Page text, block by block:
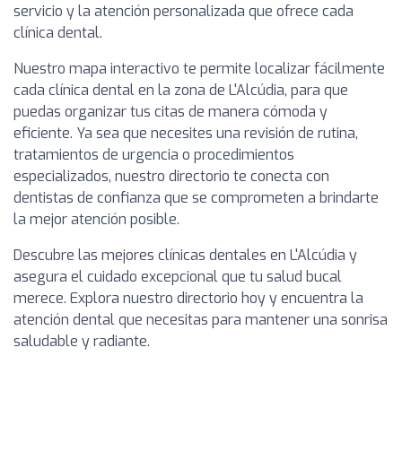
servicio y la atención personalizada que ofrece cada
clínica dental.
Nuestro mapa interactivo te permite localizar fácilmente
cada clínica dental en la zona de L'Alcúdia, para que
puedas organizar tus citas de manera cómoda y
eficiente. Ya sea que necesites una revisión de rutina,
tratamientos de urgencia o procedimientos
especializados, nuestro directorio te conecta con
dentistas de confianza que se comprometen a brindarte
la mejor atención posible.
Descubre las mejores clínicas dentales en L'Alcúdia y
asegura el cuidado excepcional que tu salud bucal
merece. Explora nuestro directorio hoy y encuentra la
atención dental que necesitas para mantener una sonrisa
saludable y radiante.